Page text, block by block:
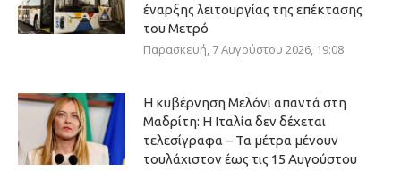
έναρξης λειτουργίας της επέκτασης
του Μετρό
Παρασκευή, 7 Αυγούστου 2026, 19:08
Η κυβέρνηση Μελόνι απαντά στη
Μαδρίτη: Η Ιταλία δεν δέχεται
τελεσίγραφα – Τα μέτρα μένουν
τουλάχιστον έως τις 15 Αυγούστου